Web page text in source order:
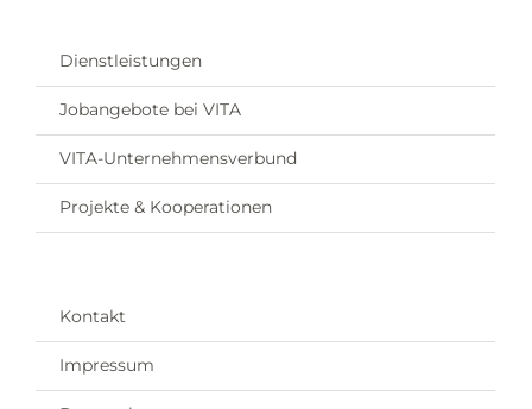
Dienstleistungen
Jobangebote bei VITA
VITA-Unternehmensverbund
Projekte & Kooperationen
Kontakt
Impressum